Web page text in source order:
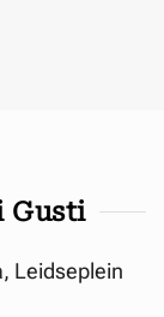
Gusti
Leidseplein